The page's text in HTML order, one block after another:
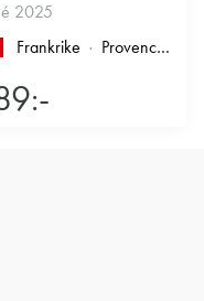
2025
Frankrike
Provence